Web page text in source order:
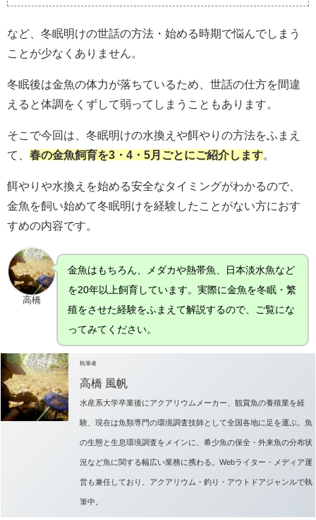
など、冬眠明けの世話の方法・始める時期で悩んでしまう
ことが少なくありません。
冬眠後は金魚の体力が落ちているため、世話の仕方を間違
えると体調をくずして弱ってしまうこともあります。
そこで今回は、冬眠明けの水換えや餌やりの方法をふまえ
て、 春の金魚飼育を3・4・5月ごとにご紹介します。
餌やりや水換えを始める安全なタイミングがわかるので、
金魚を飼い始めて冬眠明けを経験したことがない方におす
すめの内容です。
高橋
金魚はもちろん、メダカや熱帯魚、日本淡水魚など
を20年以上飼育しています。実際に金魚を冬眠・繁
殖をさせた経験をふまえて解説するので、ご覧にな
ってみてください。
執筆者
高橋 風帆
水産系大学卒業後にアクアリウムメーカー、観賞魚の養殖業を経
験、現在は魚類専門の環境調査技師として全国各地に足を運ぶ。魚
の生態と生息環境調査をメインに、希少魚の保全・外来魚の分布状
況など魚に関する幅広い業務に携わる。Webライター・メディア運
営も兼任しており、アクアリウム・釣り・アウトドアジャンルで執
筆中。